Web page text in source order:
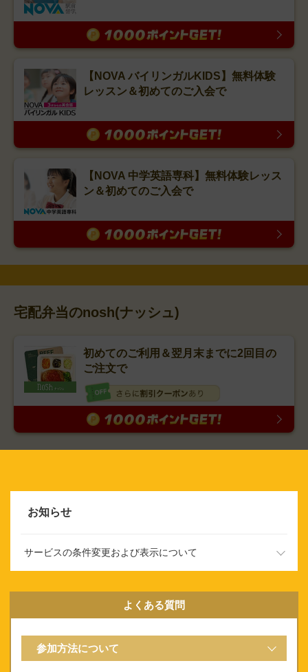
【NOVA バイリンガルKIDS】無料体験
レッスン＆初めてのご入会で
【NOVA 中学英語専科】無料体験レッス
ン＆初めてのご入会で
宅配弁当のnosh(ナッシュ)
初めてのご利用＆翌月末までに2回目の
ご注文で
お知らせ
サービスの条件変更および表示について
「楽天でんきを初めて使って3,000ポイント」につきまし
「楽天Car車検で初めて車検予約＆実施して2,100ポイント」
よくある質問
参加方法について